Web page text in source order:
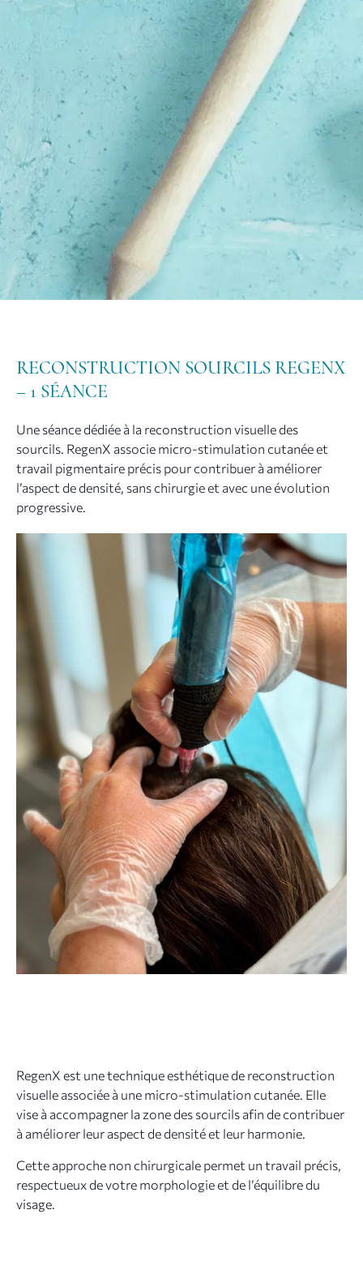
RECONSTRUCTION SOURCILS REGENX
– 1 SÉANCE
Une séance dédiée à la reconstruction visuelle des
sourcils. RegenX associe micro-stimulation cutanée et
travail pigmentaire précis pour contribuer à améliorer
l’aspect de densité, sans chirurgie et avec une évolution
progressive.
RegenX est une technique esthétique de reconstruction
visuelle associée à une micro-stimulation cutanée. Elle
vise à accompagner la zone des sourcils afin de contribuer
à améliorer leur aspect de densité et leur harmonie.
Cette approche non chirurgicale permet un travail précis,
respectueux de votre morphologie et de l’équilibre du
visage.